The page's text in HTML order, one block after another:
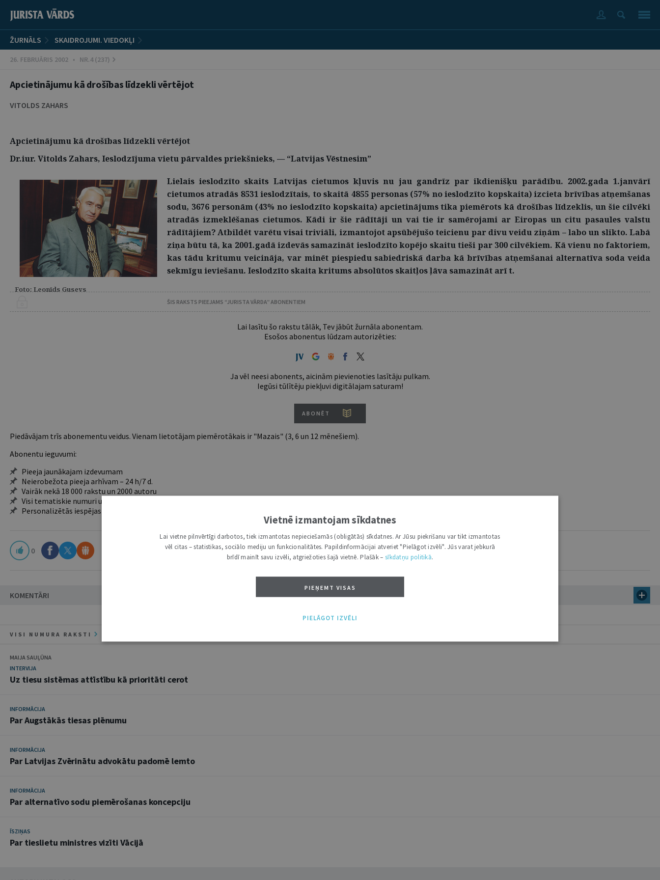
ŽURNĀLS SKAIDROJUMI. VIEDOKĻI
26. FEBRUĀRIS 2002 • NR.4 (237)
Apcietinājumu kā drošības līdzekli vērtējot
VITOLDS ZAHARS
Apcietinājumu kā drošības līdzekli vērtējot
Dr.iur. Vitolds Zahars, Ieslodzījuma vietu pārvaldes priekšnieks, — “Latvijas Vēstnesim”
Foto: Leonīds Gusevs
Lielais ieslodzīto skaits Latvijas cietumos kļuvis nu jau gandrīz par ikdienišķu parādību. 2002.gada 1.janvārī
cietumos atradās 8531 ieslodzītais, to skaitā 4855 personas (57% no ieslodzīto kopskaita) izcieta brīvības atņemšanas
sodu, 3676 personām (43% no ieslodzīto kopskaita) apcietinājums tika piemērots kā drošības līdzeklis, un šie cilvēki
atradās izmeklēšanas cietumos. Kādi ir šie rādītāji un vai tie ir samērojami ar Eiropas un citu pasaules valstu
rādītājiem? Atbildēt varētu visai triviāli, izmantojot apsūbējušo teicienu par divu veidu ziņām – labo un slikto. Labā
ziņa būtu tā, ka 2001.gadā izdevās samazināt ieslodzīto kopējo skaitu tieši par 300 cilvēkiem. Kā vienu no faktoriem,
kas tādu kritumu veicināja, var minēt piespiedu sabiedriskā darba kā brīvības atņemšanai alternatīva soda veida
sekmīgu ieviešanu. Ieslodzīto skaita kritums absolūtos skaitļos ļāva samazināt arī t.
ŠIS RAKSTS PIEEJAMS “JURISTA VĀRDA” ABONENTIEM
Lai lasītu šo rakstu tālāk, Tev jābūt žurnāla abonentam.
Esošos abonentus lūdzam autorizēties:
Ja vēl neesi abonents, aicinām pievienoties lasītāju pulkam.
Iegūsi tūlītēju piekļuvi digitālajam saturam!
ABONĒT
Piedāvājam trīs abonementu veidus. Vienam lietotājam piemērotākais ir "Mazais" (3, 6 un 12 mēnešiem).
Abonentu ieguvumi:
Pieeja jaunākajam izdevumam
Neierobežota pieeja arhīvam – 24 h/7 d.
Vairāk nekā 18 000 rakstu un 2000 autoru
Visi tematiskie numuri un ikgadējie grāmatžurnāli
Personalizētās iespējas – piezīmes, citāti, mapes
0
KOMENTĀRI
VISI NUMURA RAKSTI
MAIJA SAUĻŪNA
INTERVIJA
Uz tiesu sistēmas attīstību kā prioritāti cerot
INFORMĀCIJA
Par Augstākās tiesas plēnumu
INFORMĀCIJA
Par Latvijas Zvērinātu advokātu padomē lemto
INFORMĀCIJA
Par alternatīvo sodu piemērošanas koncepciju
ĪSZIŅAS
Par tieslietu ministres vizīti Vācijā
Vietnē izmantojam sīkdatnes
Lai vietne pilnvērtīgi darbotos, tiek izmantotas nepieciešamās (obligātās) sīkdatnes. Ar Jūsu piekrišanu var tikt izmantotas
vēl citas – statistikas, sociālo mediju un funkcionalitātes. Papildinformācijai atveriet "Pielāgot izvēli". Jūs varat jebkurā
brīdī mainīt savu izvēli, atgriežoties šajā vietnē. Plašāk – sīkdatņu politikā.
PIEŅEMT VISAS
PIELĀGOT IZVĒLI